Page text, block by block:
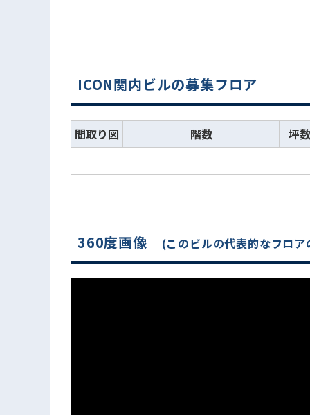
ICON関内ビルの募集フロア
間取り図 階数 坪数
360度画像 (このビルの代表的なフロ